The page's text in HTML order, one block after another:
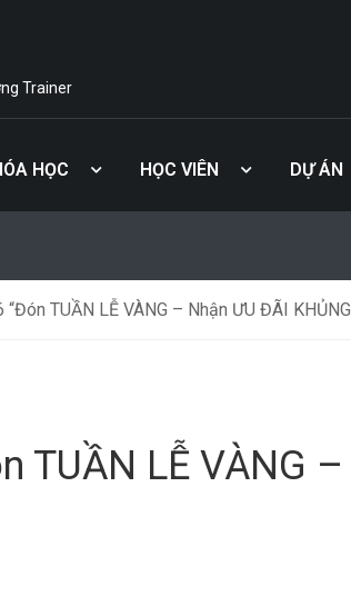
Trainer
HỌC HỌC VIÊN DỰ ÁN
TUẦN LỄ VÀNG – Nhận ƯU ĐÃI
TUẦN LỄ VÀNG